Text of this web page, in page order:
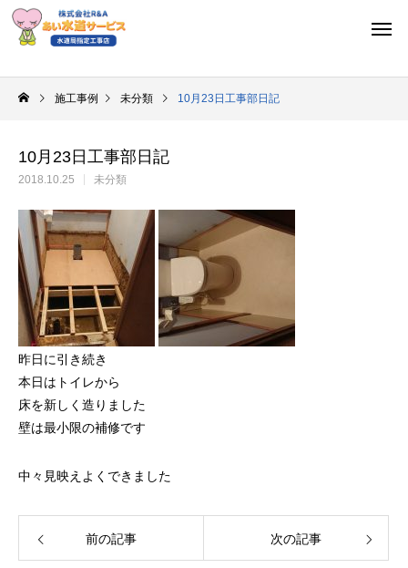
施工事例 未分類 10月23日工事部日記
10月23日工事部日記
2018.10.25 未分類
昨日に引き続き
本日はトイレから
床を新しく造りました
壁は最小限の補修です
中々見映えよくできました
前の記事 次の記事